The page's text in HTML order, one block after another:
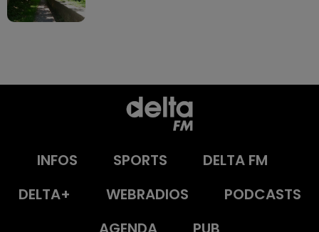
INFOS SPORTS
DELTA FM
DELTA+
WEBRADIOS
PODCASTS